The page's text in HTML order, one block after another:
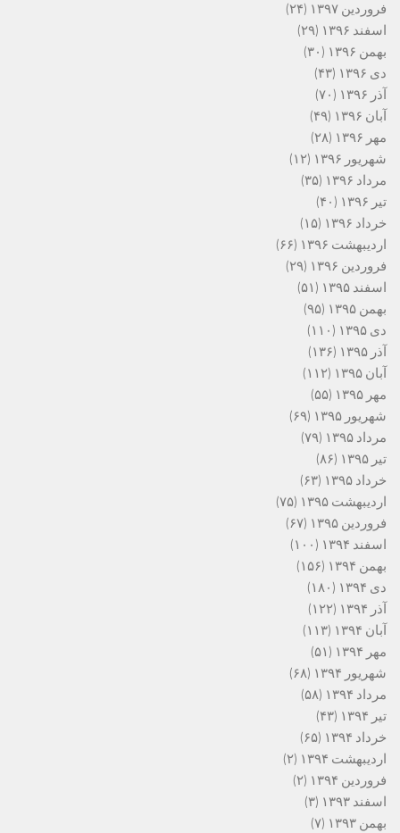
فروردین ۱۳۹۷
(۲۴)
اسفند ۱۳۹۶
(۲۹)
بهمن ۱۳۹۶
(۳۰)
دی ۱۳۹۶
(۴۳)
آذر ۱۳۹۶
(۷۰)
آبان ۱۳۹۶
(۴۹)
مهر ۱۳۹۶
(۲۸)
شهریور ۱۳۹۶
(۱۲)
مرداد ۱۳۹۶
(۳۵)
تیر ۱۳۹۶
(۴۰)
خرداد ۱۳۹۶
(۱۵)
اردیبهشت ۱۳۹۶
(۶۶)
فروردین ۱۳۹۶
(۲۹)
اسفند ۱۳۹۵
(۵۱)
بهمن ۱۳۹۵
(۹۵)
دی ۱۳۹۵
(۱۱۰)
آذر ۱۳۹۵
(۱۳۶)
آبان ۱۳۹۵
(۱۱۲)
مهر ۱۳۹۵
(۵۵)
شهریور ۱۳۹۵
(۶۹)
مرداد ۱۳۹۵
(۷۹)
تیر ۱۳۹۵
(۸۶)
خرداد ۱۳۹۵
(۶۳)
اردیبهشت ۱۳۹۵
(۷۵)
فروردین ۱۳۹۵
(۶۷)
اسفند ۱۳۹۴
(۱۰۰)
بهمن ۱۳۹۴
(۱۵۶)
دی ۱۳۹۴
(۱۸۰)
آذر ۱۳۹۴
(۱۲۲)
آبان ۱۳۹۴
(۱۱۳)
مهر ۱۳۹۴
(۵۱)
شهریور ۱۳۹۴
(۶۸)
مرداد ۱۳۹۴
(۵۸)
تیر ۱۳۹۴
(۴۳)
خرداد ۱۳۹۴
(۶۵)
اردیبهشت ۱۳۹۴
(۲)
فروردین ۱۳۹۴
(۲)
اسفند ۱۳۹۳
(۳)
بهمن ۱۳۹۳
(۷)